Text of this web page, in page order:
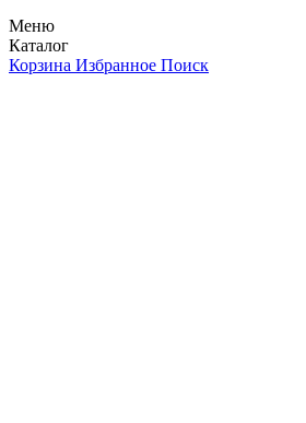
Меню
Каталог
Корзина Избранное Поиск